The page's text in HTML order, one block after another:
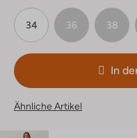
34 36 38
In
Ähnliche Artikel